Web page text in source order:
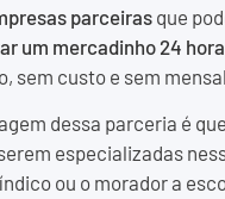
parceiras que
um mercadinho 24
sem custo e sem
dessa parceria é
especializadas
ou o morador a